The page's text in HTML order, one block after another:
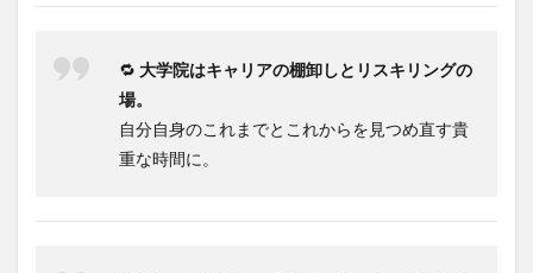
🔁 大学院はキャリアの棚卸しとリスキリングの
場。
自分自身のこれまでとこれからを見つめ直す貴
重な時間に。